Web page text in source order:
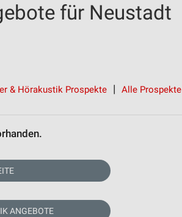
für Neustadt
& Hörakustik Prospekte Alle Prospekte
ANGEBOTE